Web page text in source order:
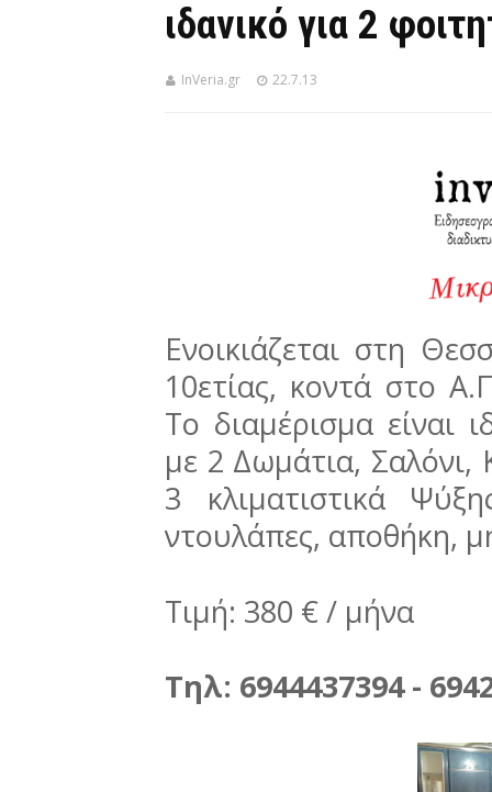
ιδανικό για 2
InVeria.gr 22.7.13
Ενοικιάζεται στη
10ετίας, κοντά στο
Το διαμέρισμα είναι
με 2 Δωμάτια, Σαλόνι,
3 κλιματιστικά
ντουλάπες, αποθήκη,
Τιμή: 380 € / μήνα
Τηλ: 6944437394 -